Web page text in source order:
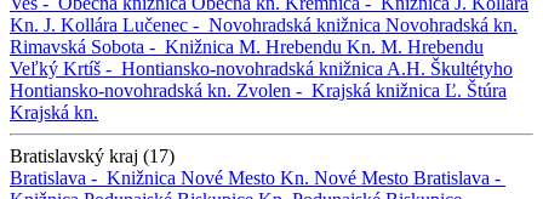
Kn. J. Kollára Lučenec - Novohradská knižnica Novohradská kn.
Rimavská Sobota - Knižnica M. Hrebendu Kn. M. Hrebendu
Veľký Krtíš - Hontiansko-novohradská knižnica A.H. Škultétyho
Hontiansko-novohradská kn. Zvolen - Krajská knižnica Ľ. Štúra
Krajská kn.
Bratislavský kraj (17)
Bratislava - Knižnica Nové Mesto Kn. Nové Mesto Bratislava -